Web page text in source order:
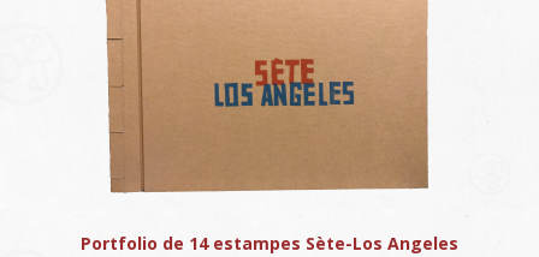
Portfolio de 14 estampes Sète-Los Angeles